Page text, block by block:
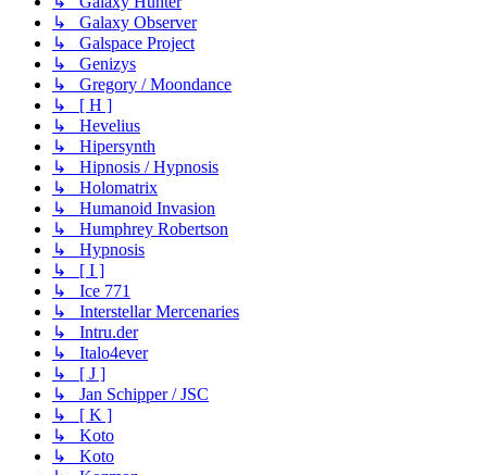
↳ Galaxy Observer
↳ Galspace Project
↳ Genizys
↳ Gregory / Moondance
↳ [ H ]
↳ Hevelius
↳ Hipersynth
↳ Hipnosis / Hypnosis
↳ Holomatrix
↳ Humanoid Invasion
↳ Humphrey Robertson
↳ Hypnosis
↳ [ I ]
↳ Ice 771
↳ Interstellar Mercenaries
↳ Intru.der
↳ Italo4ever
↳ [ J ]
↳ Jan Schipper / JSC
↳ [ K ]
↳ Koto
↳ Koto